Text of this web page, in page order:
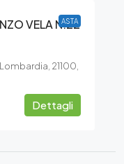
ASTA
VELA N.22
21100,
Dettagli